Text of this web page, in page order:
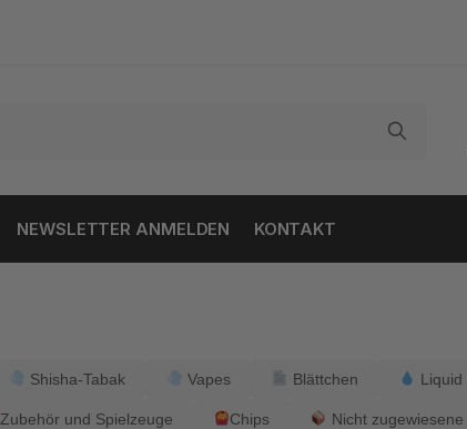
NEWSLETTER ANMELDEN KONTAKT
Shisha-Tabak Vapes Blättchen Liquid
Zubehör und Spielzeuge Chips Nicht zugewiesene